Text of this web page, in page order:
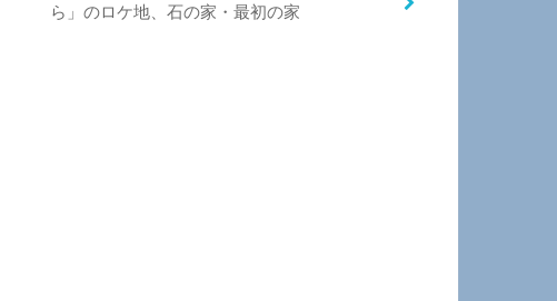
ら」のロケ地、石の家・最初の家